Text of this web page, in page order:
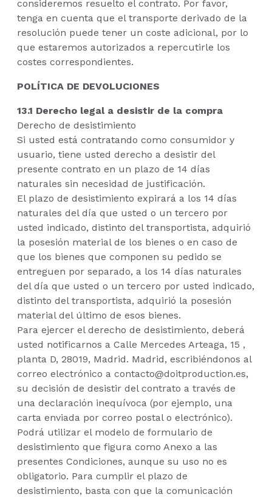
consideremos resuelto el contrato. Por favor,
tenga en cuenta que el transporte derivado de la
resolución puede tener un coste adicional, por lo
que estaremos autorizados a repercutirle los
costes correspondientes.
POLÍTICA DE DEVOLUCIONES
13.1 Derecho legal a desistir de la compra
Derecho de desistimiento
Si usted está contratando como consumidor y
usuario, tiene usted derecho a desistir del
presente contrato en un plazo de 14 días
naturales sin necesidad de justificación.
El plazo de desistimiento expirará a los 14 días
naturales del día que usted o un tercero por
usted indicado, distinto del transportista, adquirió
la posesión material de los bienes o en caso de
que los bienes que componen su pedido se
entreguen por separado, a los 14 días naturales
del día que usted o un tercero por usted indicado,
distinto del transportista, adquirió la posesión
material del último de esos bienes.
Para ejercer el derecho de desistimiento, deberá
usted notificarnos a Calle Mercedes Arteaga, 15 ,
planta D, 28019, Madrid. Madrid, escribiéndonos al
correo electrónico a contacto@doitproduction.es,
su decisión de desistir del contrato a través de
una declaración inequívoca (por ejemplo, una
carta enviada por correo postal o electrónico).
Podrá utilizar el modelo de formulario de
desistimiento que figura como Anexo a las
presentes Condiciones, aunque su uso no es
obligatorio. Para cumplir el plazo de
desistimiento, basta con que la comunicación